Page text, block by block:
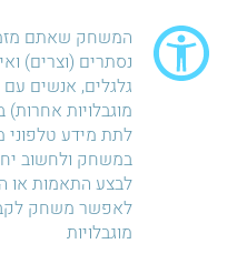
המשחק שאתם
נסתרים (וצרים)
גלגלים, אנשים עם
מוגבלויות
לתת מידע טלפוני
במשחק ולחשוב
לבצע התאמות או
לאפשר משחק
מוגבלויות